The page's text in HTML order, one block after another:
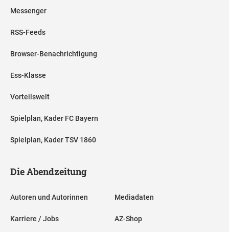
Messenger
RSS-Feeds
Browser-Benachrichtigung
Ess-Klasse
Vorteilswelt
Spielplan, Kader FC Bayern
Spielplan, Kader TSV 1860
Die Abendzeitung
Autoren und Autorinnen
Karriere / Jobs
Mediadaten
AZ-Shop